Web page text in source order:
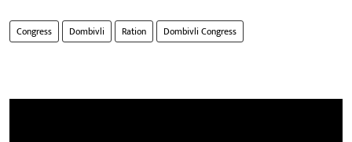
Congress Dombivli Ration Dombivli Congress